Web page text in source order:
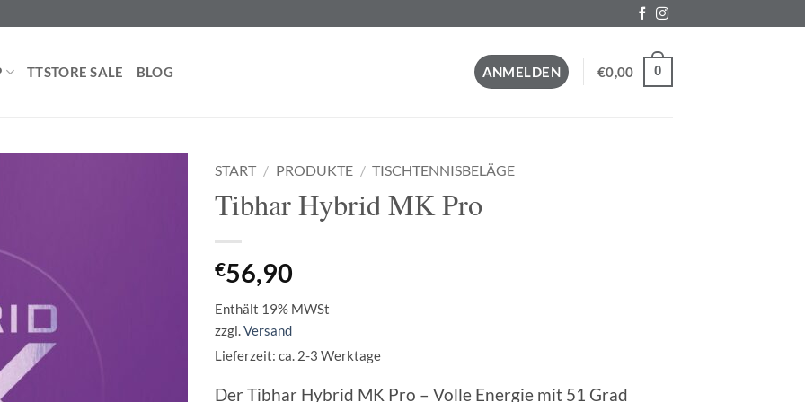
TTSTORE SALE BLOG ANMELDEN €0,00 0
START / PRODUKTE / TISCHTENNISBELÄGE
Tibhar Hybrid MK Pro
€56,90
Enthält 19% MWSt
zzgl.Versand
Lieferzeit: ca. 2-3 Werktage
Der Tibhar Hybrid MK Pro – Volle Energie mit 51 Grad